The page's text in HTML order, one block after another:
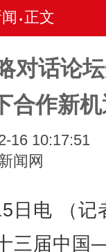
• 正文
对话论
合作新
16 10:17:51
闻网
电 （记
三届中国